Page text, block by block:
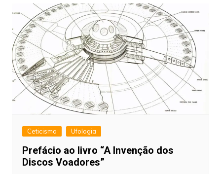
Ceticismo Ufologia
Prefácio ao livro “A Invenção dos
Discos Voadores”